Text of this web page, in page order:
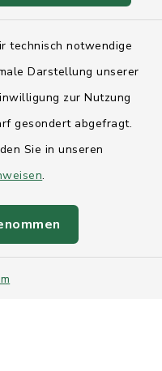
technisch notwendige
Darstellung unserer
zur Nutzung
gesondert abgefragt.
Sie in unseren
.